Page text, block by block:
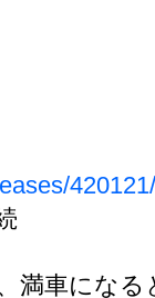
満車にな